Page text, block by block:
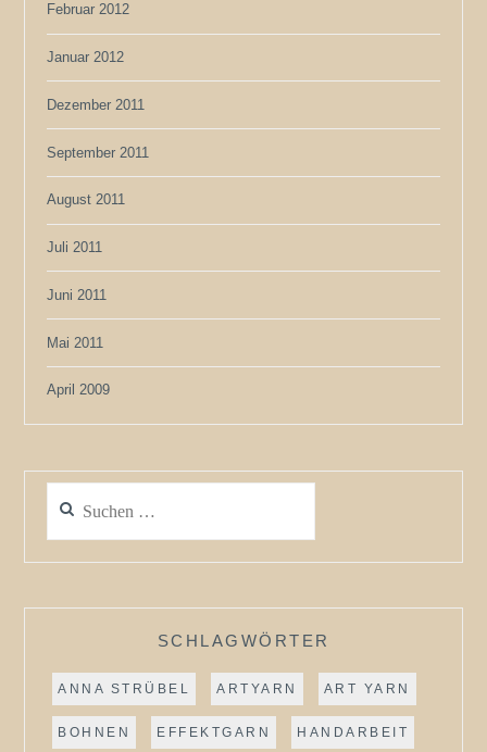
Februar 2012
Januar 2012
Dezember 2011
September 2011
August 2011
Juli 2011
Juni 2011
Mai 2011
April 2009
nach:
SCHLAGWÖRTER
ANNA STRÜBEL ARTYARN ART YARN
BOHNEN EFFEKTGARN HANDARBEIT